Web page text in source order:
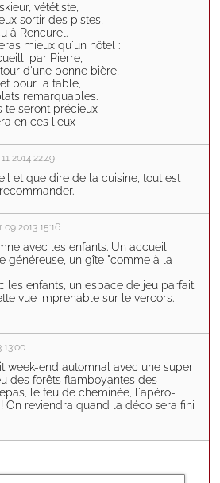
vététiste,
sortir des pistes,
à Rencurel.
mieux qu'un hôtel :
par Pierre,
d'une bonne bière,
pour la table,
remarquables.
te seront précieux
en ces lieux
2014 22:49
et que dire de la cuisine, tout est
2013 15:16
avec les enfants. Un accueil
généreuse, un gîte "comme à la
les enfants, un espace de jeu parfait
vue imprenable sur le vercors.
13:00
week-end automnal avec une super
des forêts flamboyantes des
le feu de cheminée, l'apéro-
On reviendra quand la déco sera fini